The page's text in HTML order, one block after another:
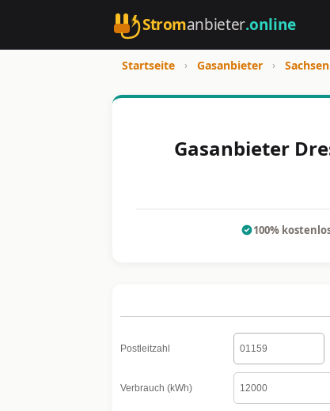
Stromanbieter.online
Startseite › Gasanbieter › Sachsen
Gasanbieter
100%